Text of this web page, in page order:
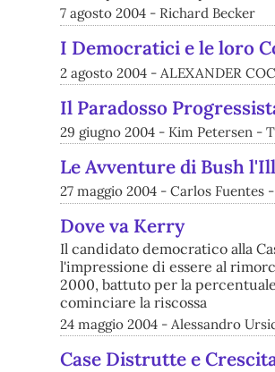
7 agosto 2004 - Richard Becker
I Democratici e le loro
2 agosto 2004 - ALEXANDER
Il Paradosso
29 giugno 2004 - Kim Petersen -
Le Avventure di Bush
27 maggio 2004 - Carlos Fuentes
Dove va Kerry
Il candidato democratico alla
l'impressione di essere al
2000, battuto per la
cominciare la riscossa
24 maggio 2004 - Alessandro
Case Distrutte e